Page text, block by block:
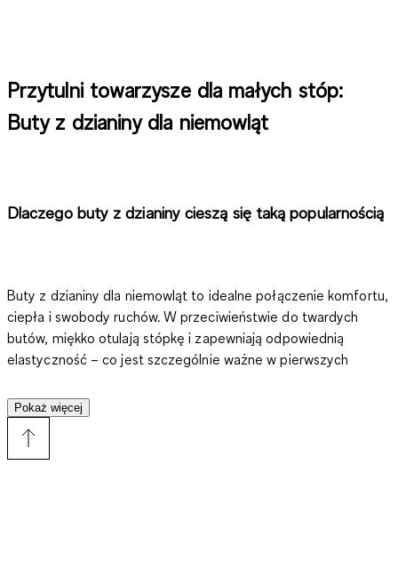
Przytulni towarzysze dla małych stóp:
Buty z dzianiny dla niemowląt
Dlaczego buty z dzianiny cieszą się taką popularnością
Buty z dzianiny dla niemowląt to idealne połączenie komfortu,
ciepła i swobody ruchów. W przeciwieństwie do twardych
butów, miękko otulają stópkę i zapewniają odpowiednią
elastyczność – co jest szczególnie ważne w pierwszych
swoje ruchy, dlatego lekkie buty z dzianiny są idealnym
wyborem. Miękkie materiały, takie jak wełna lub mieszanki
bawełny, gwarantują przyjemne uczucie noszenia i skutecznie
Pokaż więcej